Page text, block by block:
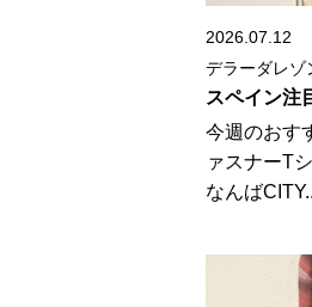
2026.07.12
デラーダレゾ
スペイン注
今週のおす
ァスナーT
なんば